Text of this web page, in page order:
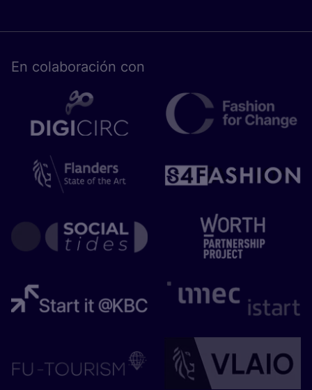
En cola­bo­ra­ción con